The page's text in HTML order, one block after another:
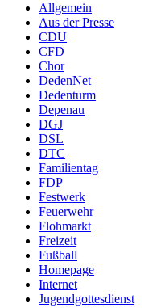
Allgemein
Aus der Presse
CDU
CFD
Chor
DedenNet
Dedenturm
Depenau
DGJ
DSL
DTC
Familientag
FDP
Festwerk
Feuerwehr
Flohmarkt
Freizeit
Fußball
Homepage
Internet
Jugendgottesdienst